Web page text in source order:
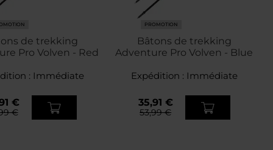
de trekking
Pro Volven - Red
: Immédiate
€
€
PROMOTION
Bâtons de trekking
Adventure Pro Volven - Blue
Expédition : Immédiate
35,91 €
53,99 €